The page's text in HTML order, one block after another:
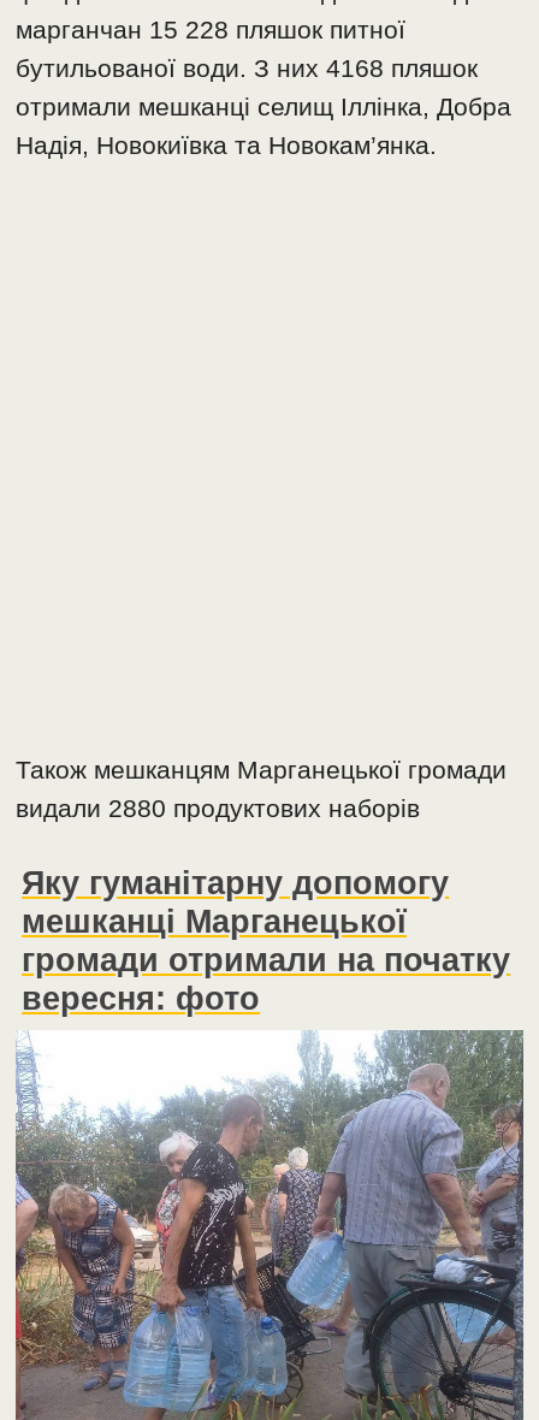
марганчан 15 228 пляшок питної
бутильованої води. З них 4168 пляшок
отримали мешканці селищ Іллінка, Добра
Надія, Новокиївка та Новокам’янка.
Також мешканцям Марганецької громади
видали 2880 продуктових наборів
Яку гуманітарну допомогу
мешканці Марганецької
громади отримали на початку
вересня: фото